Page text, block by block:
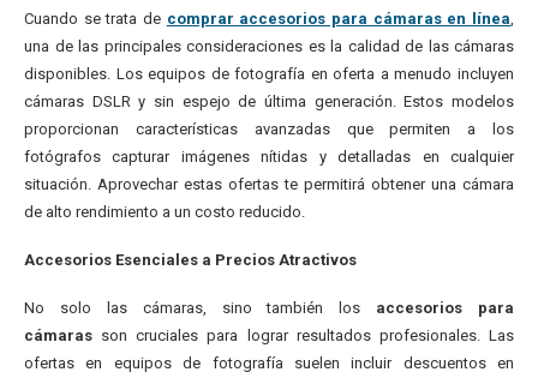
Cuando se trata de comprar accesorios para cámaras en línea,
una de las principales consideraciones es la calidad de las cámaras
disponibles. Los equipos de fotografía en oferta a menudo incluyen
cámaras DSLR y sin espejo de última generación. Estos modelos
proporcionan características avanzadas que permiten a los
fotógrafos capturar imágenes nítidas y detalladas en cualquier
situación. Aprovechar estas ofertas te permitirá obtener una cámara
de alto rendimiento a un costo reducido.
Accesorios Esenciales a Precios Atractivos
No solo las cámaras, sino también los accesorios para
cámaras son cruciales para lograr resultados profesionales. Las
ofertas en equipos de fotografía suelen incluir descuentos en